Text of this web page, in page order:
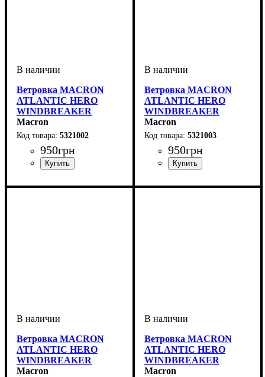
Ветровка MACRON
ATLANTIC HERO
WINDBREAKER
(5321002)
Macron
5321002
950грн
Ветровка MACRON
ATLANTIC HERO
WINDBREAKER
(5321003)
Macron
5321003
950грн
Ветровка MACRON
ATLANTIC HERO
WINDBREAKER
(5321007)
Macron
Ветровка MACRON
ATLANTIC HERO
WINDBREAKER
(5321009)
Macron